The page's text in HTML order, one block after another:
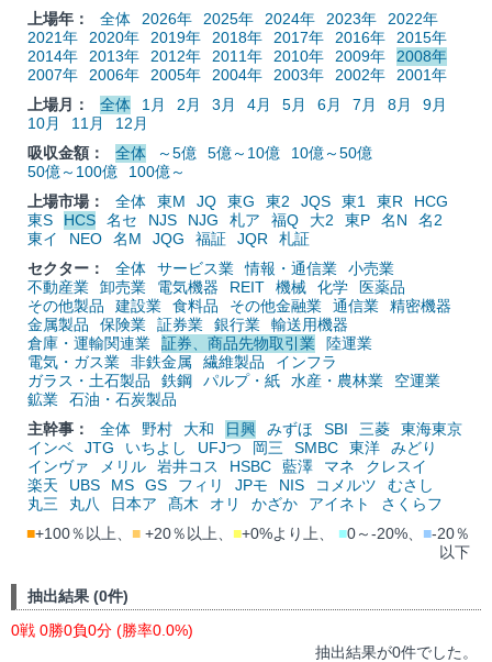
上場年：
全体 2026年 2025年 2024年 2023年
2022年
2021年
2020年 2019年 2018年 2017年 2016年
2015年
2014年
2013年 2012年 2011年 2010年 2009年
2008年
2007年
2006年 2005年 2004年 2003年 2002年
2001年
上場月：
全体 1月 2月 3月 4月 5月 6月 7月 8月
9月
10月
11月
12月
吸収金額：
全体 ～5億 5億～10億
10億～50億
50億～100億
100億～
上場市場：
全体 東M JQ 東G 東2 JQS 東1 東R
HCG
東S
HCS 名セ NJS NJG 札ア 福Q 大2 東P 名N
名2
東イ
NEO 名M JQG 福証 JQR
札証
セクター：
全体 サービス業 情報・通信業
小売業
不動産業
卸売業 電気機器 REIT 機械 化学
医薬品
その他製品
建設業 食料品 その他金融業 通信業
精密機器
金属製品
保険業 証券業 銀行業
輸送用機器
倉庫・運輸関連業
証券、商品先物取引業
陸運業
電気・ガス業
非鉄金属 繊維製品
インフラ
ガラス・土石製品
鉄鋼 パルプ・紙 水産・農林業
空運業
鉱業
石油・石炭製品
主幹事：
全体 野村 大和 日興 みずほ SBI 三菱
東海東京
インベ
JTG いちよし UFJつ 岡三 SMBC 東洋
みどり
インヴァ
メリル 岩井コス HSBC 藍澤 マネ
クレスイ
楽天
UBS MS GS フィリ JPモ NIS コメルツ
むさし
丸三
丸八 日本ア 髙木 オリ かざか アイネト
さくらフ
■+100％以上、 ■ +20％以上、 ■+0%より上、 ■0～-20%、 ■-20％
以下
抽出結果 (0件)
0戦 0勝0負0分 (勝率0.0%)
抽出結果が0件でした。